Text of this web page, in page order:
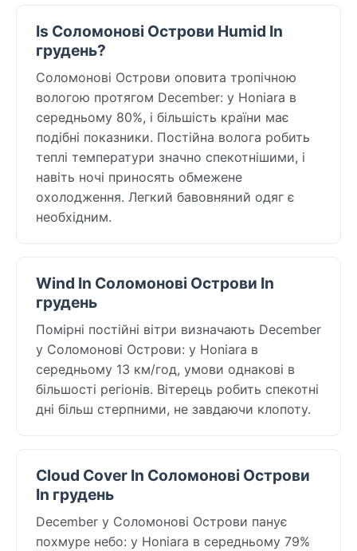
Is Соломонові Острови Humid In
грудень?
Соломонові Острови оповита тропічною
вологою протягом December: у Honiara в
середньому 80%, і більшість країни має
подібні показники. Постійна волога робить
теплі температури значно спекотнішими, і
навіть ночі приносять обмежене
охолодження. Легкий бавовняний одяг є
необхідним.
Wind In Соломонові Острови In
грудень
Помірні постійні вітри визначають December
у Соломонові Острови: у Honiara в
середньому 13 км/год, умови однакові в
більшості регіонів. Вітерець робить спекотні
дні більш стерпними, не завдаючи клопоту.
Cloud Cover In Соломонові Острови
In грудень
December у Соломонові Острови панує
похмуре небо: у Honiara в середньому 79%